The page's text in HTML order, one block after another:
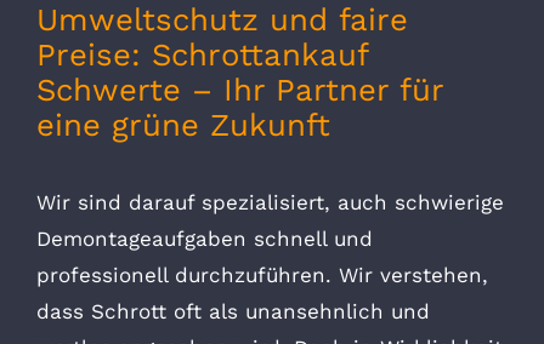
Umweltschutz und faire
Preise: Schrottankauf
Schwerte – Ihr Partner für
eine grüne Zukunft
Wir sind darauf spezialisiert, auch schwierige
Demontageaufgaben schnell und
professionell durchzuführen. Wir verstehen,
dass Schrott oft als unansehnlich und